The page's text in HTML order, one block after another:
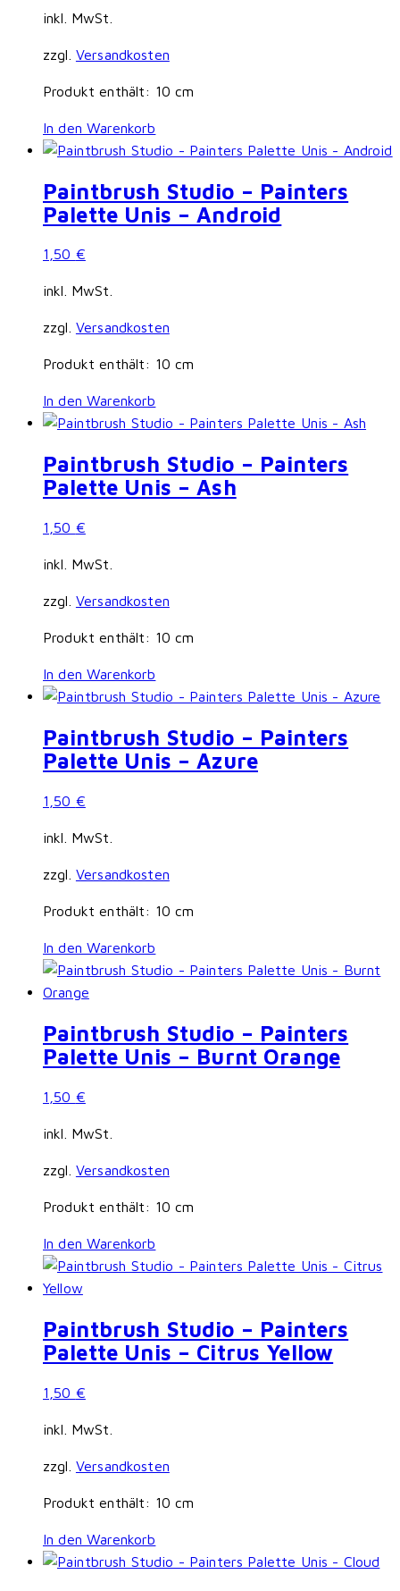
inkl. MwSt.
zzgl. Versandkosten
Produkt enthält: 10 cm
In den Warenkorb
Paintbrush Studio – Painters
Palette Unis – Android
1,50 €
inkl. MwSt.
zzgl. Versandkosten
Produkt enthält: 10 cm
In den Warenkorb
Paintbrush Studio – Painters
Palette Unis – Ash
1,50 €
inkl. MwSt.
zzgl. Versandkosten
Produkt enthält: 10 cm
In den Warenkorb
Paintbrush Studio – Painters
Palette Unis – Azure
1,50 €
inkl. MwSt.
zzgl. Versandkosten
Produkt enthält: 10 cm
In den Warenkorb
Paintbrush Studio – Painters
Palette Unis – Burnt Orange
1,50 €
inkl. MwSt.
zzgl. Versandkosten
Produkt enthält: 10 cm
In den Warenkorb
Paintbrush Studio – Painters
Palette Unis – Citrus Yellow
1,50 €
inkl. MwSt.
zzgl. Versandkosten
Produkt enthält: 10 cm
In den Warenkorb